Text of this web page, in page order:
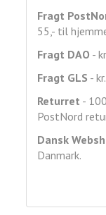
Fragt
55,- til
Fragt DAO -
Fragt GLS -
Returret -
PostNord
Dansk
Danmark.